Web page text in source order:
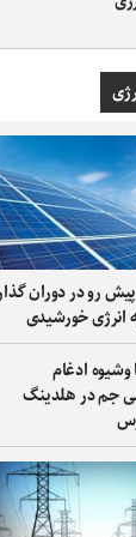
رو در دوران
انرژی خورشیدی
ادغام
جم در هلدینگ